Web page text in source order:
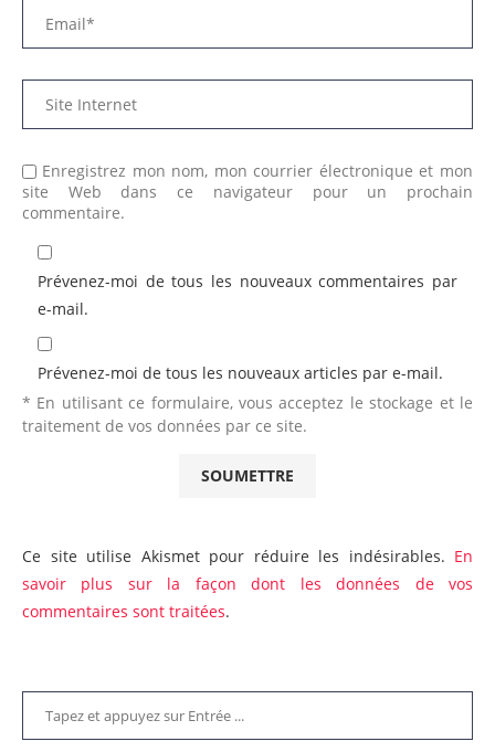
Enregistrez mon nom, mon courrier électronique et mon
site Web dans ce navigateur pour un prochain
commentaire.
Prévenez-moi de tous les nouveaux commentaires par
e-mail.
Prévenez-moi de tous les nouveaux articles par e-mail.
* En utilisant ce formulaire, vous acceptez le stockage et le
traitement de vos données par ce site.
Ce site utilise Akismet pour réduire les indésirables. En
savoir plus sur la façon dont les données de vos
commentaires sont traitées.